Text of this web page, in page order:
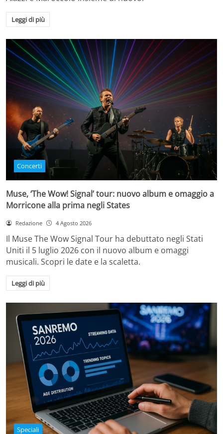
Leggi di più
Concerti
Muse, ‘The Wow! Signal’ tour: nuovo album e omaggio a
Morricone alla prima negli States
Redazione 4 Agosto 2026
Il Muse The Wow Signal Tour ha debuttato negli Stati
Uniti il 5 luglio 2026 con il nuovo album e omaggi
musicali. Scopri le date e la scaletta.
Leggi di più
Speciali